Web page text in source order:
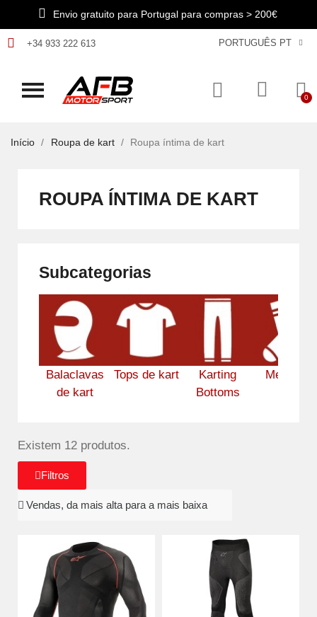
Envio gratuito para Portugal para compras > 200€
+34 933 222 613 PORTUGUÊS PT
Início Roupa de kart Roupa íntima de kart
ROUPA ÍNTIMA DE KART
Subcategorias
Balaclavas
de kart
Tops de kart
Karting
Bottoms
Meias de
Existem 12 produtos.
Filtros